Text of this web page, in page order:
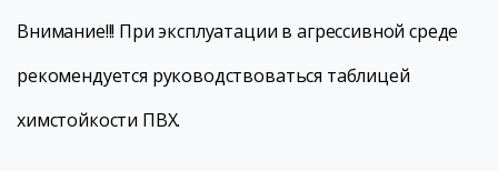
Внимание!!! При эксплуатации в агрессивной среде
рекомендуется руководствоваться таблицей
химстойкости ПВХ.